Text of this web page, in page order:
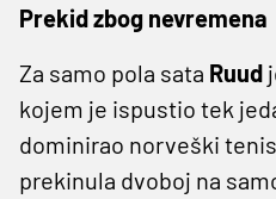
Prekid zbog nevremena
Za samo pola sata Ruud
kojem je ispustio tek
dominirao norveški
prekinula dvoboj na